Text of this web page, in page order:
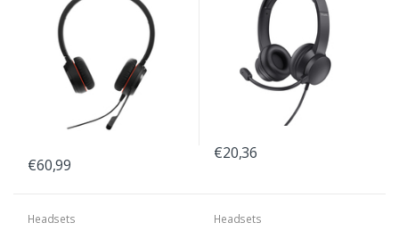
€60,99
€20,36
Headsets
Headsets